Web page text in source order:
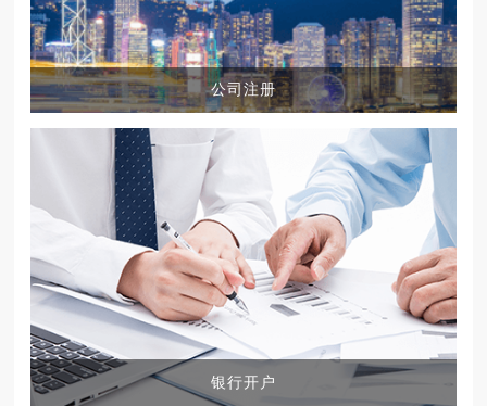
公司注册
银行开户